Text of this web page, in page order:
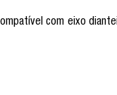
com eixo